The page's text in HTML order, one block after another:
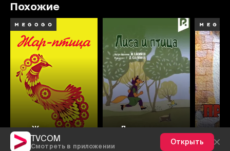
TVCOM
Смотреть в приложении
Открыть
Похожие
Жар-птица Лиса и птица